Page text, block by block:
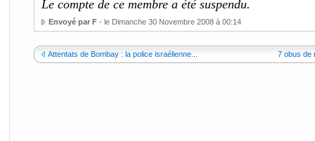
Le compte de ce membre a été suspendu.
Envoyé par F- le Dimanche 30 Novembre 2008 à 00:14
Attentats de Bombay : la police israélienne... 7 obus de